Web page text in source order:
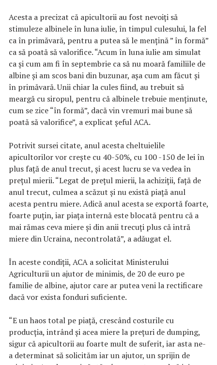
Acesta a precizat că apicultorii au fost nevoiţi să
stimuleze albinele în luna iulie, în timpul culesului, la fel
ca în primăvară, pentru a putea să le menţină ” în formă”
ca să poată să valorifice. “Acum în luna iulie am simulat
ca şi cum am fi în septembrie ca să nu moară familiile de
albine şi am scos bani din buzunar, aşa cum am făcut şi
în primăvară. Unii chiar la cules fiind, au trebuit să
meargă cu siropul, pentru că albinele trebuie menţinute,
cum se zice “în formă”, dacă vin vremuri mai bune să
poată să valorifice”, a explicat şeful ACA.
Potrivit sursei citate, anul acesta cheltuielile
apicultorilor vor creşte cu 40-50%, cu 100 -150 de lei în
plus faţă de anul trecut, şi acest lucru se va vedea în
preţul mierii. “Legat de preţul mierii, la achiziţii, faţă de
anul trecut, culmea a scăzut şi nu există piaţă anul
acesta pentru miere. Adică anul acesta se exportă foarte,
foarte puţin, iar piaţa internă este blocată pentru că a
mai rămas ceva miere şi din anii trecuţi plus că intră
miere din Ucraina, necontrolată”, a adăugat el.
În aceste condiţii, ACA a solicitat Ministerului
Agriculturii un ajutor de minimis, de 20 de euro pe
familie de albine, ajutor care ar putea veni la rectificare
dacă vor exista fonduri suficiente.
“E un haos total pe piaţă, crescând costurile cu
producţia, intrând şi acea miere la preţuri de dumping,
sigur că apicultorii au foarte mult de suferit, iar asta ne-
a determinat să solicităm iar un ajutor, un sprijin de